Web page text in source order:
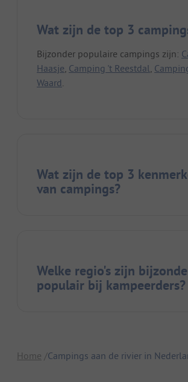
Wat zijn de top 3
Bijzonder populaire campings zijn:
Haasje, Camping 't Reestdal,
Waard.
Wat zijn de top 3
van campings?
Welke regio's zijn
populair bij kampeerders?
Home Campings aan de rivier in